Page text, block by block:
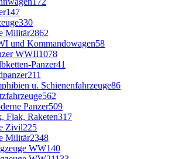
147
330
Militär2862
und Kommandowagen58
WWII1078
Panzer41
211
u. Schienenfahrzeuge86
562
Panzer509
Flak, Raketen317
Zivil225
Militär2348
WW140